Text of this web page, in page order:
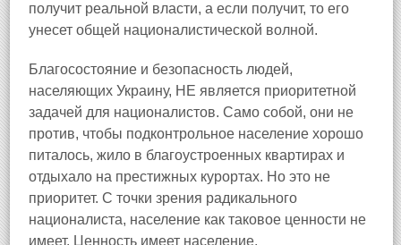
получит реальной власти, а если получит, то его
унесет общей националистической волной.
Благосостояние и безопасность людей,
населяющих Украину, НЕ является приоритетной
задачей для националистов. Само собой, они не
против, чтобы подконтрольное население хорошо
питалось, жило в благоустроенных квартирах и
отдыхало на престижных курортах. Но это не
приоритет. С точки зрения радикального
националиста, население как таковое ценности не
имеет. Ценность имеет население,